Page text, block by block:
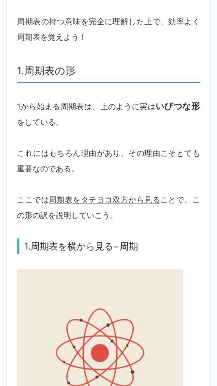
周期表の持つ意味を完全に理解した上で、効率よく
周期表を覚えよう！
1.周期表の形
1から始まる周期表は、上のように実はいびつな形
をしている。
これにはもちろん理由があり、その理由こそとても
重要なのである。
ここでは周期表をタテヨコ双方から見る ことで、こ
の形の訳を説明していこう。
1.周期表を横から見る−周期